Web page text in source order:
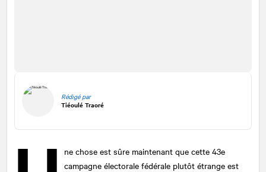
Rédigé par
Tiéoulé Traoré
ne chose est sûre maintenant que cette 43e
campagne électorale fédérale plutôt étrange est